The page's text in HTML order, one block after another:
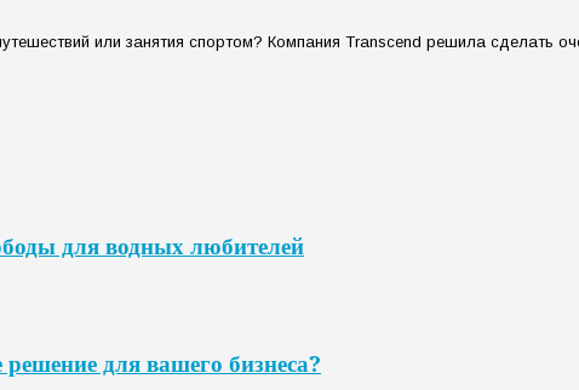
или занятия спортом? Компания Transcend решила сделать
для водных любителей
для вашего бизнеса?